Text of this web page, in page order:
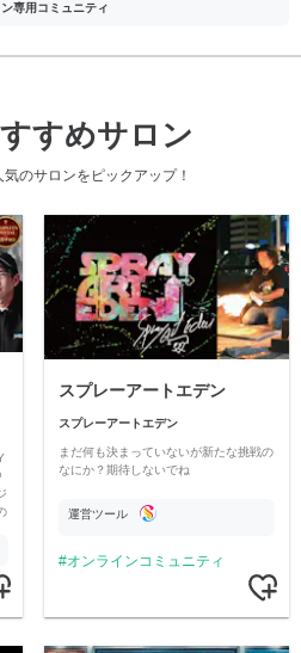
専用コミュニティ
すめサロン
のサロンをピックアップ！
スプレーアートエデン
スプレーアートエデン
まだ何も決まっていないが新たな挑戦の
なにか？期待しないでね
運営ツール
オンラインコミュニティ